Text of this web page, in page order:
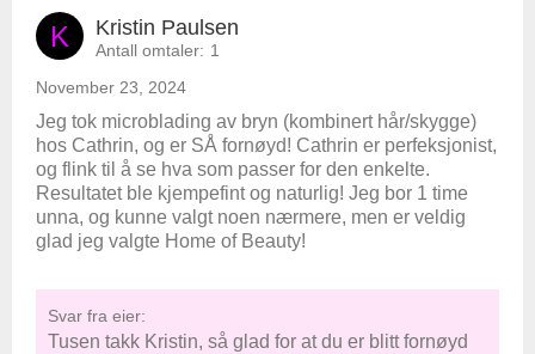
K Kristin Paulsen
Antall omtaler: 1
November 23, 2024
Jeg tok microblading av bryn (kombinert hår/skygge)
hos Cathrin, og er SÅ fornøyd! Cathrin er perfeksjonist,
og flink til å se hva som passer for den enkelte.
Resultatet ble kjempefint og naturlig! Jeg bor 1 time
unna, og kunne valgt noen nærmere, men er veldig
glad jeg valgte Home of Beauty!
Svar fra eier:
Tusen takk Kristin, så glad for at du er blitt fornøyd